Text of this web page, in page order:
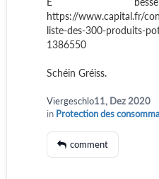
https://www.capital.fr/
liste-des-300-produits-
1386550
Schéin Gréiss.
Viergeschlo11, Dez 2020
in Protection des
comment